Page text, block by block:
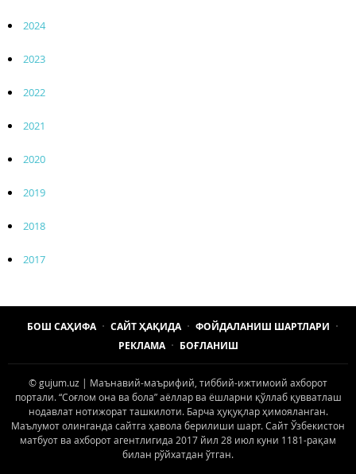
2024
2023
2022
2021
2020
2019
2018
2017
БОШ САҲИФА САЙТ ҲАҚИДА
ФОЙДАЛАНИШ ШАРТЛАРИ
РЕКЛАМА
БОҒЛАНИШ
© gujum.uz | Маънавий-маърифий, тиббий-ижтимоий ахборот
портали. “Соғлом она ва бола” аёллар ва ёшларни қўллаб қувватлаш
нодавлат нотижорат ташкилоти. Барча ҳуқуқлар ҳимояланган.
Маълумот олинганда сайтга ҳавола берилиши шарт. Сайт Ўзбекистон
матбуот ва ахборот агентлигида 2017 йил 28 июл куни 1181-рақам
билан рўйхатдан ўтган.